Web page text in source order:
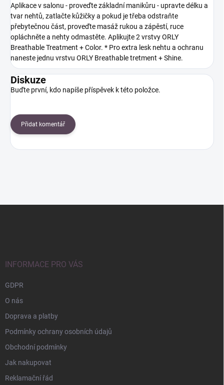
Aplikace v salonu - proveďte základní manikůru - upravte délku a
tvar nehtů, zatlačte kůžičky a pokud je třeba odstraňte
přebytečnou část, proveďte masáž rukou a zápěstí, ruce
opláchněte a nehty odmastěte. Aplikujte 2 vrstvy ORLY
Breathable Treatment + Color. * Pro extra lesk nehtu a ochranu
naneste jednu vrstvu ORLY Breathable tretment + Shine.
Diskuze
Buďte první, kdo napíše příspěvek k této položce.
Přidat komentář
INFORMACE PRO VÁS
GDPR
O nás
Doprava a platby
Podmínky ochrany osobních údajů
Obchodní podmínky
Jak nakupovat
Reklamační řád